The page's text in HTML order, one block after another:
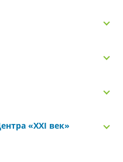
«‎XXI век»